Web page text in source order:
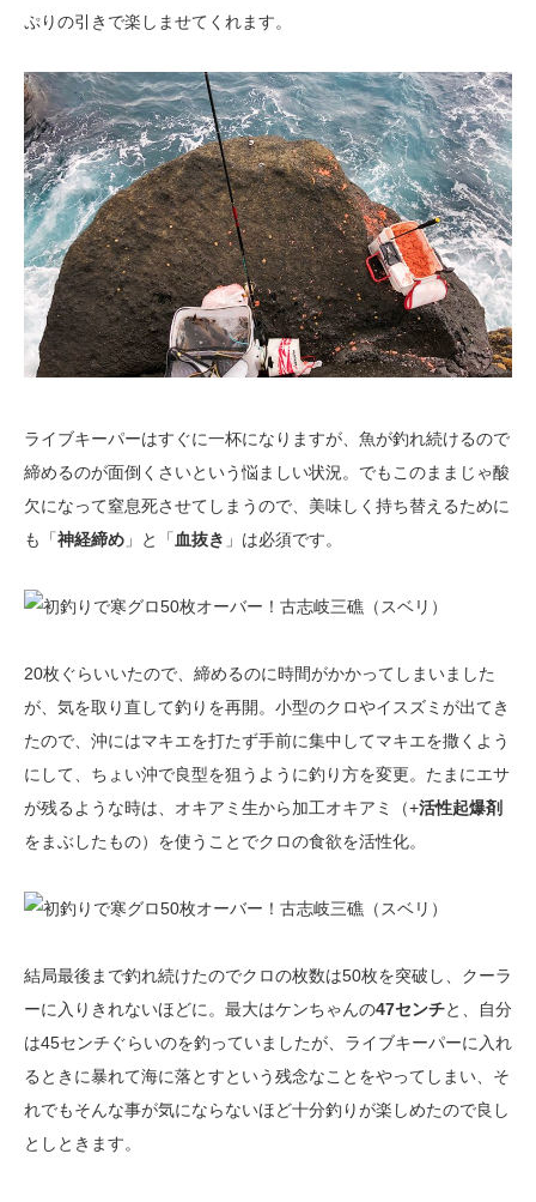
ぷりの引きで楽しませてくれます。
ライブキーパーはすぐに一杯になりますが、魚が釣れ続けるので
締めるのが面倒くさいという悩ましい状況。でもこのままじゃ酸
欠になって窒息死させてしまうので、美味しく持ち替えるために
も「神経締め 」と「 血抜き 」は必須です。
20枚ぐらいいたので、締めるのに時間がかかってしまいました
が、気を取り直して釣りを再開。小型のクロやイスズミが出てき
たので、沖にはマキエを打たず手前に集中してマキエを撒くよう
にして、ちょい沖で良型を狙うように釣り方を変更。たまにエサ
が残るような時は、オキアミ生から加工オキアミ（+活性起爆剤
をまぶしたもの）を使うことでクロの食欲を活性化。
結局最後まで釣れ続けたのでクロの枚数は50枚を突破し、クーラ
ーに入りきれないほどに。最大はケンちゃんの47センチと、自分
は45センチぐらいのを釣っていましたが、ライブキーパーに入れ
るときに暴れて海に落とすという残念なことをやってしまい、そ
れでもそんな事が気にならないほど十分釣りが楽しめたので良し
としときます。